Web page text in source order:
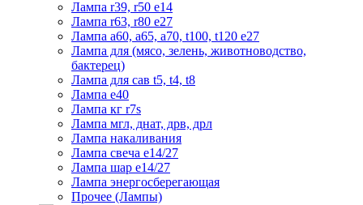
Лампа r39, r50 е14
Лампа r63, r80 е27
Лампа а60, а65, а70, t100, t120 е27
Лампа для (мясо, зелень, животноводство,
бактерец)
Лампа для сав t5, t4, t8
Лампа е40
Лампа кг r7s
Лампа мгл, днат, дрв, дрл
Лампа накаливания
Лампа свеча е14/27
Лампа шар е14/27
Лампа энергосберегающая
Прочее (Лампы)